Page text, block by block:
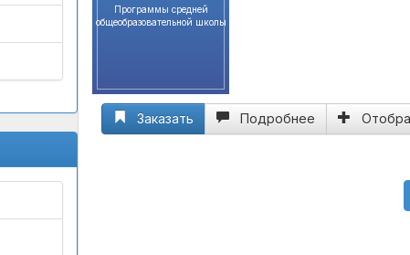
Программы средней
общеобразовательной школы
Заказать Подробнее